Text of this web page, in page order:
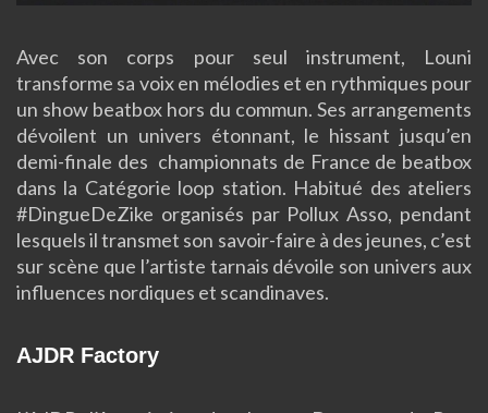
Avec son corps pour seul instrument, Louni
transforme sa voix en mélodies et en rythmiques pour
un show beatbox hors du commun. Ses arrangements
dévoilent un univers étonnant, le hissant jusqu’en
demi-finale des championnats de France de beatbox
dans la Catégorie loop station. Habitué des ateliers
#DingueDeZike organisés par Pollux Asso, pendant
lesquels il transmet son savoir-faire à des jeunes, c’est
sur scène que l’artiste tarnais dévoile son univers aux
influences nordiques et scandinaves.
AJDR Factory